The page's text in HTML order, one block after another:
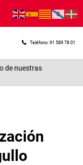
Teléfono: 91 589 78 01
de nuestras